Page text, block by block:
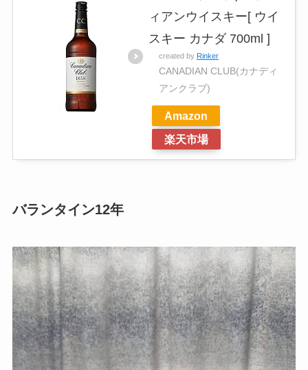
ィアンウイスキー[ ウイ
スキー カナダ 700ml ]
created by Rinker
CANADIAN CLUB(カナディ
アンクラブ)
Amazon
楽天市場
バランタイン12年